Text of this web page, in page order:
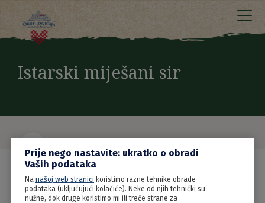
Istarski miješani sir
Prije nego nastavite: ukratko o obradi
Vaših podataka
Na našoj web stranici koristimo razne tehnike obrade
podataka (uključujući kolačiće). Neke od njih tehnički su
nužne, dok druge koristimo mi ili treće strane za